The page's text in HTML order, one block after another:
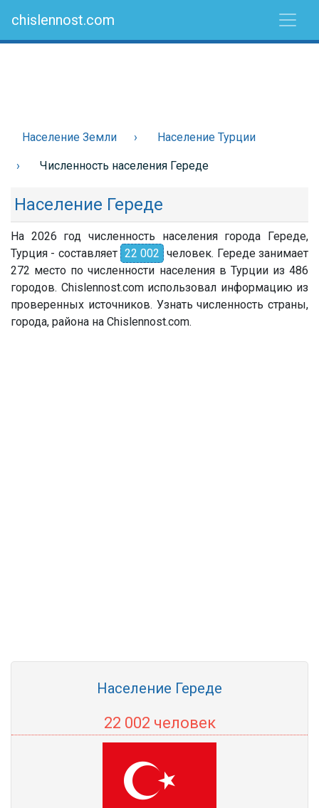
chislennost.com
Население Земли Население Турции
Численность населения Гереде
Население Гереде
На 2026 год численность населения города Гереде,
Турция - составляет 22 002 человек. Гереде занимает
272 место по численности населения в Турции из 486
городов. Chislennost.com использовал информацию из
проверенных источников. Узнать численность страны,
города, района на Chislennost.com.
Население Гереде
22 002 человек